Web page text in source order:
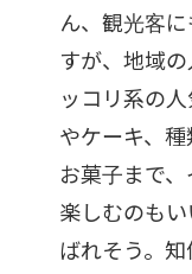
ん、観光客
すが、地域
ッコリ系の
やケーキ、
お菓子まで
楽しむのも
ばれそう。